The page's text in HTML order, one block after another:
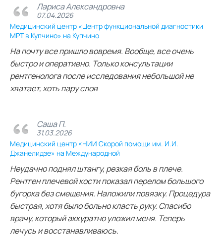
Лариса Александровна
07.04.2026
Медицинский центр «Центр функциональной диагностики
МРТ в Купчино» на Купчино
На почту все пришло вовремя. Вообще, все очень
быстро и оперативно. Только консультации
рентгенолога после исследования небольшой не
хватает, хоть пару слов
Саша П.
31.03.2026
Медицинский центр «НИИ Скорой помощи им. И.И.
Джанелидзе» на Международной
Неудачно поднял штангу, резкая боль в плече.
Рентген плечевой кости показал перелом большого
бугорка без смещения. Наложили повязку. Процедура
быстрая, хотя было больно класть руку. Спасибо
врачу, который аккуратно уложил меня. Теперь
лечусь и восстанавливаюсь.